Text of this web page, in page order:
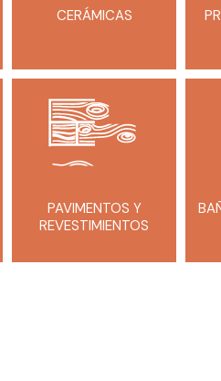
CERÁMICAS
PAVIMENTOS Y
REVESTIMIENTOS